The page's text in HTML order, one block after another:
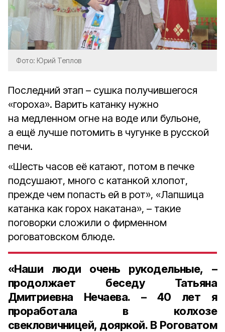
Фото: Юрий Теплов
Последний этап – сушка получившегося
«гороха». Варить катанку нужно
на медленном огне на воде или бульоне,
а ещё лучше потомить в чугунке в русской
печи.
«Шесть часов её катают, потом в печке
подсушают, много с катанкой хлопот,
прежде чем попасть ей в рот», «Лапшица
катанка как горох накатана», – такие
поговорки сложили о фирменном
роговатовском блюде.
«Наши люди очень рукодельные, –
продолжает беседу Татьяна
Дмитриевна Нечаева. – 40 лет я
проработала в колхозе
свекловичницей, дояркой. В Роговатом